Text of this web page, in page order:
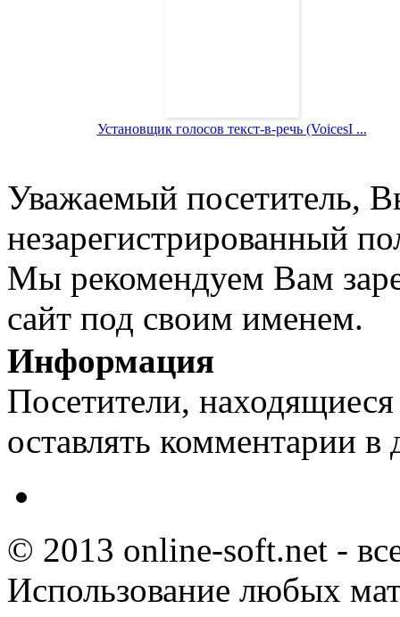
Установщик голосов текст-в-речь (VoicesI ...
Уважаемый посетитель,
незарегистрированный
Мы рекомендуем Вам
сайт под своим именем.
Информация
Посетители,
оставлять комментарии в
© 2013 online-soft.net -
Использование любых